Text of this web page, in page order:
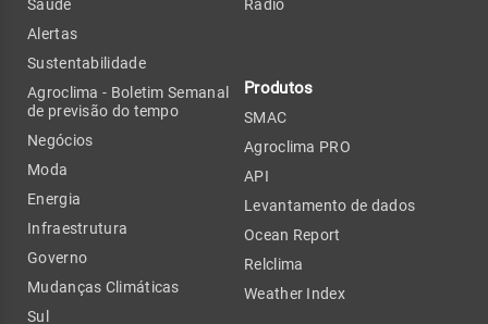
Saúde
Alertas
Sustentabilidade
Agroclima - Boletim Semanal
de previsão do tempo
Negócios
Moda
Energia
Infraestrutura
Governo
Mudanças Climáticas
Sul
Rádio
Produtos
SMAC
Agroclima PRO
API
Levantamento de dados
Ocean Report
Relclima
Weather Index